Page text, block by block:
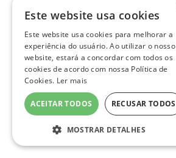
Este website usa cookies
Este website usa cookies para melhorar a
experiência do usuário. Ao utilizar o nosso
website, estará a concordar com todos os
cookies de acordo com nossa Política de
Cookies. Ler mais
ACEITAR TODOS RECUSAR TODOS
MOSTRAR DETALHES